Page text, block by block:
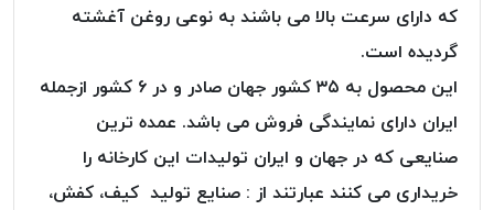
پلیسه
کرد
OMEGA
نخ
توری
پلیسه
که دارای سرعت بالا می باشند به نوعی روغن آغشته
گردیده است.
این محصول به ۳۵ کشور جهان صادر و در ۶ کشور ازجمله
ایران دارای نمایندگی فروش می باشد. عمده ترین
صنایعی که در جهان و ایران تولیدات این کارخانه را
خریداری می کنند عبارتند از : صنایع تولید کیف، کفش،